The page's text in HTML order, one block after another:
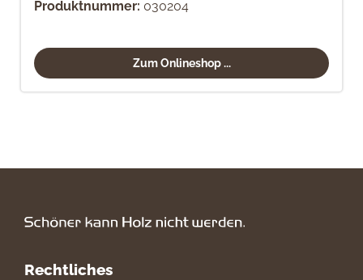
Produktnummer: 030204
Zum Onlineshop ...
Rechtliches